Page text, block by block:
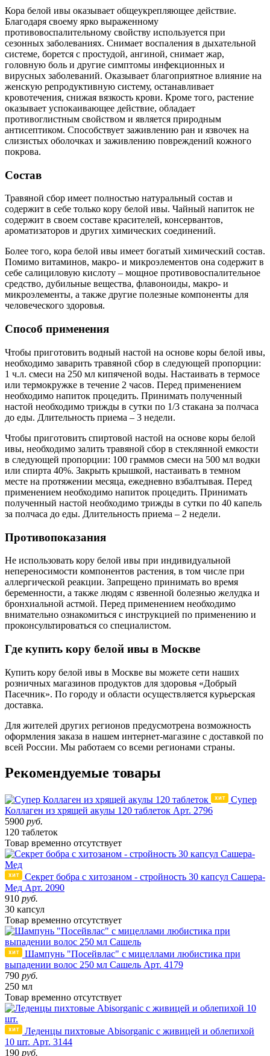
Кора белой ивы оказывает общеукрепляющее действие.
Благодаря своему ярко выраженному
противовоспалительному свойству используется при
сезонных заболеваниях. Снимает воспаления в дыхательной
системе, борется с простудой, ангиной, снимает жар,
головную боль и другие симптомы инфекционных и
вирусных заболеваний. Оказывает благоприятное влияние на
женскую репродуктивную систему, останавливает
кровотечения, снижая вязкость крови. Кроме того, растение
оказывает успокаивающее действие, обладает
противоглистным свойством и является природным
антисептиком. Способствует заживлению ран и язвочек на
слизистых оболочках и заживлению повреждений кожного
покрова.
Состав
Травяной сбор имеет полностью натуральный состав и
содержит в себе только кору белой ивы. Чайный напиток не
содержит в своем составе красителей, консервантов,
ароматизаторов и других химических соединений.
Более того, кора белой ивы имеет богатый химический состав.
Помимо витаминов, макро- и микроэлементов она содержит в
себе салициловую кислоту – мощное противовоспалительное
средство, дубильные вещества, флавоноиды, макро- и
микроэлементы, а также другие полезные компоненты для
человеческого здоровья.
Способ применения
Чтобы приготовить водный настой на основе коры белой ивы,
необходимо заварить травяной сбор в следующей пропорции:
1 ч.л. смеси на 250 мл кипяченой воды. Настаивать в термосе
или термокружке в течение 2 часов. Перед применением
необходимо напиток процедить. Принимать полученный
настой необходимо трижды в сутки по 1/3 стакана за полчаса
до еды. Длительность приема – 3 недели.
Чтобы приготовить спиртовой настой на основе коры белой
ивы, необходимо залить травяной сбор в стеклянной емкости
в следующей пропорции: 100 граммов смеси на 500 мл водки
или спирта 40%. Закрыть крышкой, настаивать в темном
месте на протяжении месяца, ежедневно взбалтывая. Перед
применением необходимо напиток процедить. Принимать
полученный настой необходимо трижды в сутки по 40 капель
за полчаса до еды. Длительность приема – 2 недели.
Противопоказания
Не использовать кору белой ивы при индивидуальной
непереносимости компонентов растения, в том числе при
аллергической реакции. Запрещено принимать во время
беременности, а также людям с язвенной болезнью желудка и
бронхиальной астмой. Перед применением необходимо
внимательно ознакомиться с инструкцией по применению и
проконсультироваться со специалистом.
Где купить кору белой ивы в Москве
Купить кору белой ивы в Москве вы можете сети наших
розничных магазинов продуктов для здоровья «Добрый
Пасечник». По городу и области осуществляется курьерская
доставка.
Для жителей других регионов предусмотрена возможность
оформления заказа в нашем интернет-магазине с доставкой по
всей России. Мы работаем со всеми регионами страны.
Рекомендуемые товары
Супер
Коллаген из хрящей акулы 120 таблеток Арт. 2796
5900 руб.
120 таблеток
Товар временно отсутствует
Секрет бобра с хитозаном - стройность 30 капсул Сашера-
Мед Арт. 2090
910 руб.
30 капсул
Товар временно отсутствует
Шампунь "Посейвлас" с мицеллами любистика при
выпадении волос 250 мл Сашель Арт. 4179
790 руб.
250 мл
Товар временно отсутствует
Леденцы пихтовые Abisorganic с живицей и облепихой
10 шт. Арт. 3144
190 руб.